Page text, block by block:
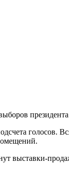
голосов.
выставки-